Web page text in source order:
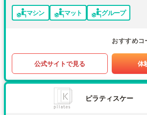
マシン マット グループ
おすすめコ
公式サイトで見る 体
ピラティスケー